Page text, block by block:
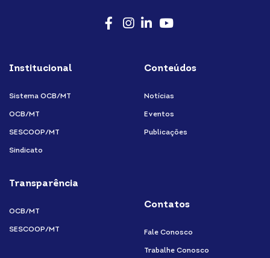
Institucional
Sistema OCB/MT
OCB/MT
SESCOOP/MT
Sindicato
Transparência
OCB/MT
SESCOOP/MT
Conteúdos
Notícias
Eventos
Publicações
Contatos
Fale Conosco
Trabalhe Conosco